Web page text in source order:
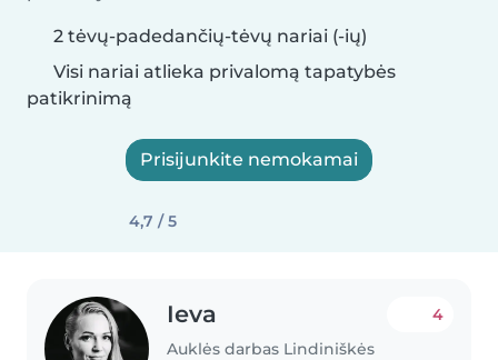
2 tėvų-padedančių-tėvų nariai (-ių)
Visi nariai atlieka privalomą tapatybės
patikrinimą
Prisijunkite nemokamai
4,7 / 5
Ieva
Auklės darbas Lindiniškės
4